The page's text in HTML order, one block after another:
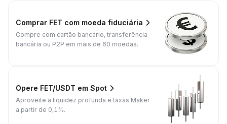
Comprar FET com moeda fiduciária
Compre com cartão bancário, transferência
bancária ou P2P em mais de 60 moedas.
Opere FET/USDT em Spot
Aproveite a liquidez profunda e taxas Maker
a partir de 0,1%.